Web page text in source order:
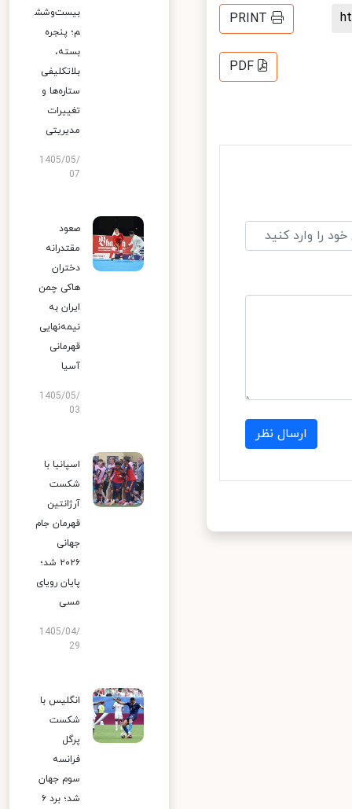
PRINT
PDF
ارسال نظر
بیست‌وشش
م؛ پنجره
بسته،
بلاتکلیفی
ستاره‌ها و
تغییرات
مدیریتی
1405/05/
07
صعود
مقتدرانه
دختران
هاکی چمن
ایران به
نیمه‌نهایی
قهرمانی
آسیا
1405/05/
03
اسپانیا با
شکست
آرژانتین
قهرمان جام
جهانی
۲۰۲۶ شد؛
پایان رویای
مسی
1405/04/
29
انگلیس با
شکست
پرگل
فرانسه
سوم جهان
شد؛ برد ۶